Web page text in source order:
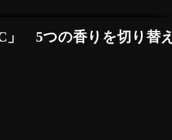
」 5つの香りを切り替え